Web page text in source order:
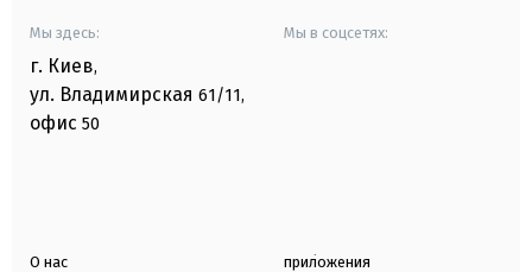
Мы здесь:
г. Киев,
ул. Владимирская 61/11,
офис 50
Мы в соцсетях:
О нас приложения